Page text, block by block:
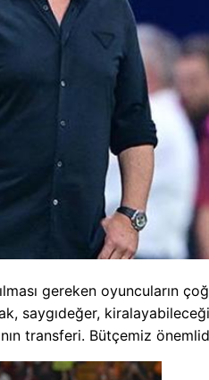
gereken oyuncuların
saygıdeğer,
transferi. Bütçemiz